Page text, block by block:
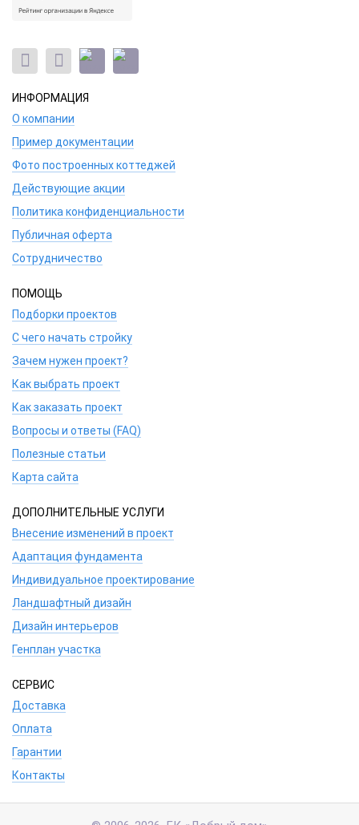
ИНФОРМАЦИЯ
О компании
Пример документации
Фото построенных коттеджей
Действующие акции
Политика конфиденциальности
Публичная оферта
Сотрудничество
ПОМОЩЬ
Подборки проектов
С чего начать стройку
Зачем нужен проект?
Как выбрать проект
Как заказать проект
Вопросы и ответы (FAQ)
Полезные статьи
Карта сайта
ДОПОЛНИТЕЛЬНЫЕ УСЛУГИ
Внесение изменений в проект
Адаптация фундамента
Индивидуальное проектирование
Ландшафтный дизайн
Дизайн интерьеров
Генплан участка
СЕРВИС
Доставка
Оплата
Гарантии
Контакты